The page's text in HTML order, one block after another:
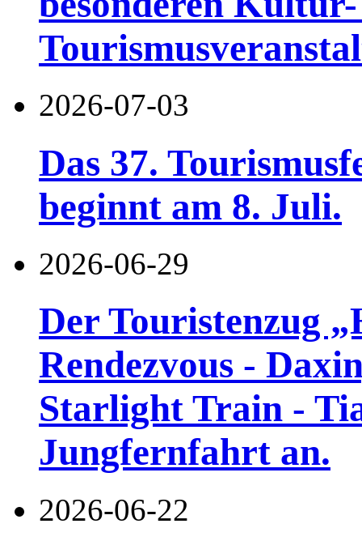
2026-07-03
Das 37.
beginnt am 8. Juli.
2026-06-29
Der Touristenzug
Rendezvous -
Starlight Train -
Jungfernfahrt an.
2026-06-22